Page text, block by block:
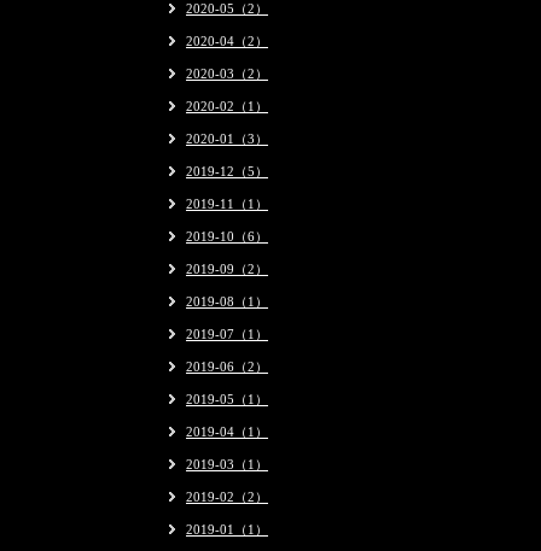
2020-05（2）
2020-04（2）
2020-03（2）
2020-02（1）
2020-01（3）
2019-12（5）
2019-11（1）
2019-10（6）
2019-09（2）
2019-08（1）
2019-07（1）
2019-06（2）
2019-05（1）
2019-04（1）
2019-03（1）
2019-02（2）
2019-01（1）